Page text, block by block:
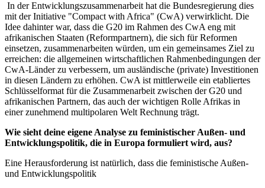
In der Entwicklungszusammenarbeit hat die Bundesregierung dies
mit der Initiative "Compact with Africa" (CwA) verwirklicht. Die
Idee dahinter war, dass die G20 im Rahmen des CwA eng mit
afrikanischen Staaten (Reformpartnern), die sich für Reformen
einsetzen, zusammenarbeiten würden, um ein gemeinsames Ziel zu
erreichen: die allgemeinen wirtschaftlichen Rahmenbedingungen der
CwA-Länder zu verbessern, um ausländische (private) Investitionen
in diesen Ländern zu erhöhen. CwA ist mittlerweile ein etabliertes
Schlüsselformat für die Zusammenarbeit zwischen der G20 und
afrikanischen Partnern, das auch der wichtigen Rolle Afrikas in
einer zunehmend multipolaren Welt Rechnung trägt.
Wie sieht deine eigene Analyse zu feministischer Außen- und
Entwicklungspolitik, die in Europa formuliert wird, aus?
Eine Herausforderung ist natürlich, dass die feministische Außen-
und Entwicklungspolitik